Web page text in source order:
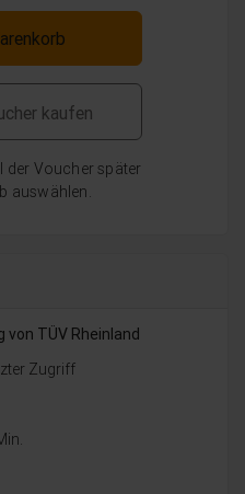
kaufen
der Voucher später
auswählen.
TÜV Rheinland
Zugriff